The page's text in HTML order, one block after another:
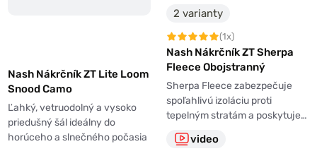
Nash Nákrčník ZT Lite Loom
Snood Camo
Ľahký, vetruodolný a vysoko
priedušný šál ideálny do
horúceho a slnečného počasia
2 varianty
(1x)
Nash Nákrčník ZT Sherpa
Fleece Obojstranný
Sherpa Fleece zabezpečuje
spoľahlivú izoláciu proti
tepelným stratám a poskytuje…
video